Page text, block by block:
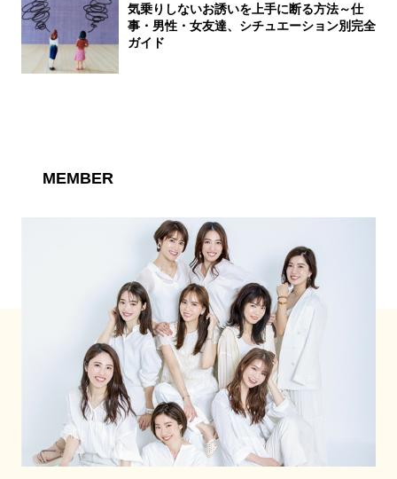
気乗りしないお誘いを上手に断る方法～仕
事・男性・女友達、シチュエーション別完全
ガイド
MEMBER